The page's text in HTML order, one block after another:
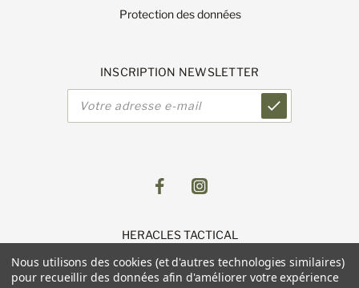
Protection des données
INSCRIPTION NEWSLETTER
HERACLES TACTICAL
11 Parc du Luetzelfeld
67118 GEISPOLSHEIM
Nous utilisons des cookies (et d'autres technologies similaires)
pour recueillir des données afin d'améliorer votre expérience